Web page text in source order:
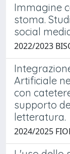
Immagine
stoma.
social
2022/2023
Artificiale
con
supporto
letteratura.
2024/2025